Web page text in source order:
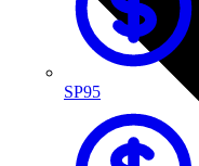
SP95